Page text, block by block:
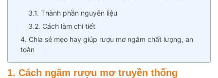
3.1. Thành phần nguyên liệu
3.2. Cách làm chi tiết
4. Chia sẻ mẹo hay giúp rượu mơ ngâm chất lượng, an
toàn
1. Cách ngâm rượu mơ truyền thống